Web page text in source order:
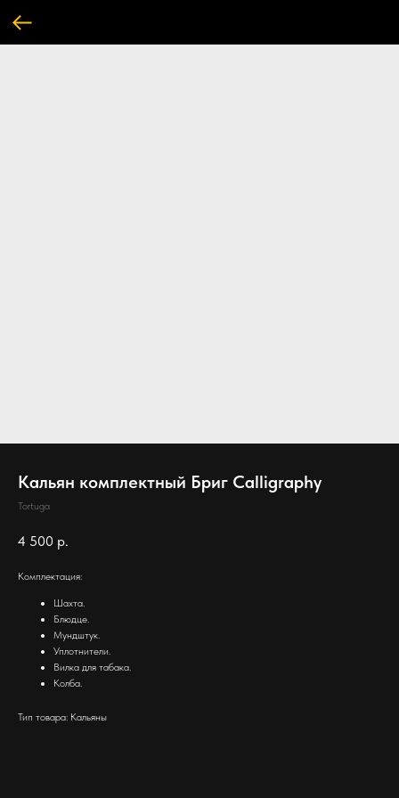
Кальян комплектный Бриг Calligraphy
Tortuga
4 500 р.
Комплектация:
Шахта.
Блюдце.
Мундштук.
Уплотнители.
Вилка для табака.
Колба.
Тип товара: Кальяны